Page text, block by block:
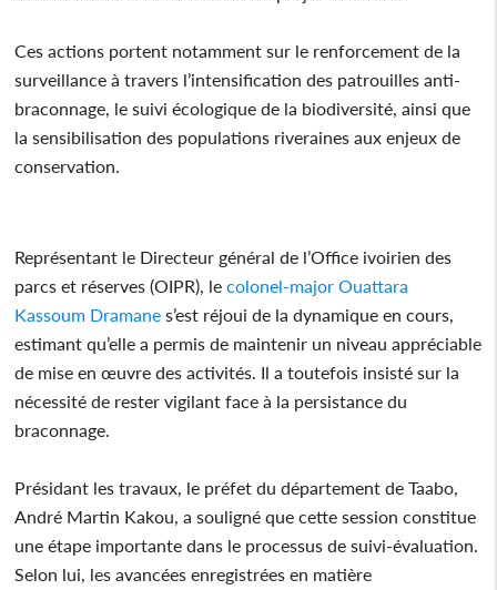
Ces actions portent notamment sur le renforcement de la
surveillance à travers l’intensification des patrouilles anti-
braconnage, le suivi écologique de la biodiversité, ainsi que
la sensibilisation des populations riveraines aux enjeux de
conservation.
Représentant le Directeur général de l’Office ivoirien des
parcs et réserves (OIPR), lecolonel-major Ouattara
Kassoum Dramane s’est réjoui de la dynamique en cours,
estimant qu’elle a permis de maintenir un niveau appréciable
de mise en œuvre des activités. Il a toutefois insisté sur la
nécessité de rester vigilant face à la persistance du
braconnage.
Présidant les travaux, le préfet du département de Taabo,
André Martin Kakou, a souligné que cette session constitue
une étape importante dans le processus de suivi-évaluation.
Selon lui, les avancées enregistrées en matière